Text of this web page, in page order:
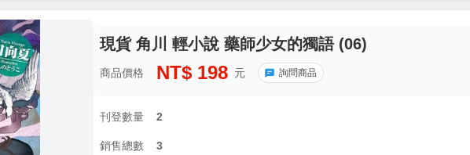
現貨 角川 輕小說 藥師少女的獨語 (06)
商品價格 NT$ 198 元 詢問商品
刊登數量 2
銷售總數 3